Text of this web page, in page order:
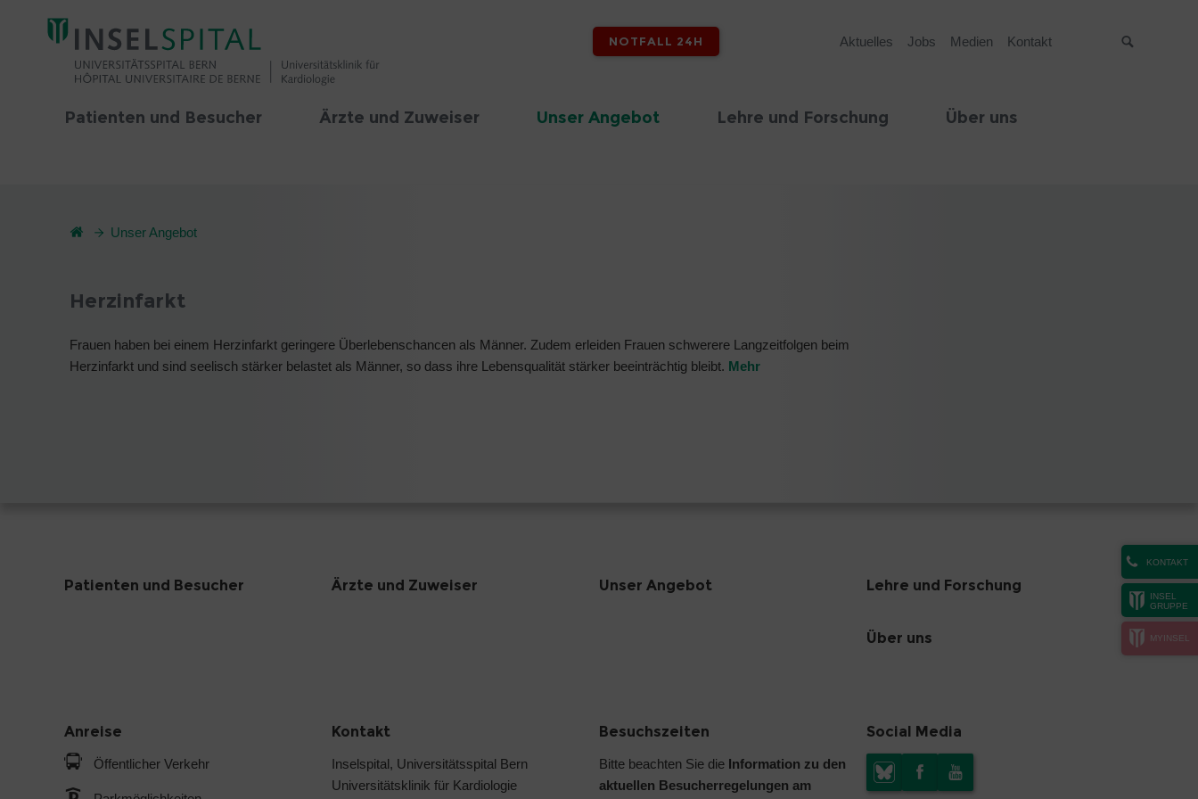
NOTFALL 24H Aktuelles Jobs Medien Kontakt
Patienten und Besucher Ärzte und Zuweiser Unser Angebot Lehre und Forschung Über uns
KONTAKT
INSEL
GRUPPE
MYINSEL
Unser Angebot
Herzinfarkt
Frauen haben bei einem Herzinfarkt geringere Überlebenschancen als Männer. Zudem erleiden Frauen schwerere Langzeitfolgen beim
Herzinfarkt und sind seelisch stärker belastet als Männer, so dass ihre Lebensqualität stärker beeinträchtig bleibt. Mehr
Patienten und Besucher Ärzte und Zuweiser Unser Angebot Lehre und Forschung
Über uns
Anreise
Öffentlicher Verkehr
Kontakt
Inselspital, Universitätsspital Bern
Universitätsklinik für Kardiologie
Besuchszeiten
Bitte beachten Sie die Information zu den
aktuellen Besucherregelungen am
Social Media